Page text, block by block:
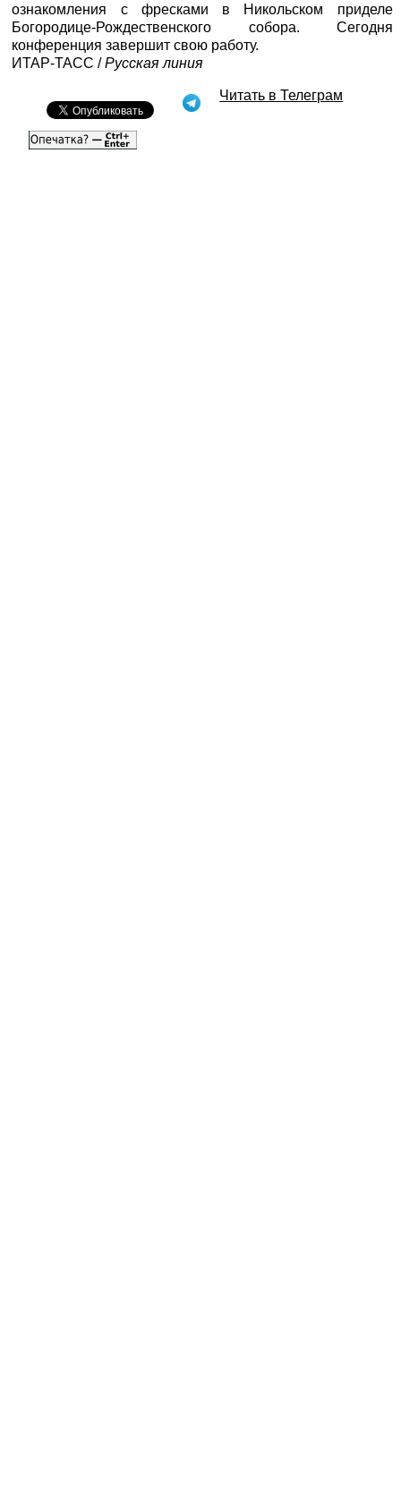
ознакомления с фресками в Никольском приделе
Богородице-Рождественского собора. Сегодня
конференция завершит свою работу.
ИТАР-ТАСC /Русская линия
Читать в Телеграм